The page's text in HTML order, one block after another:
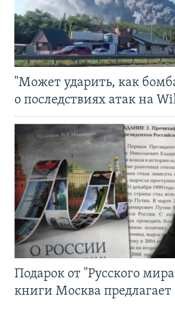
"Может ударить, как
о последствиях атак на
Подарок от "Русского
книги Москва предлагает